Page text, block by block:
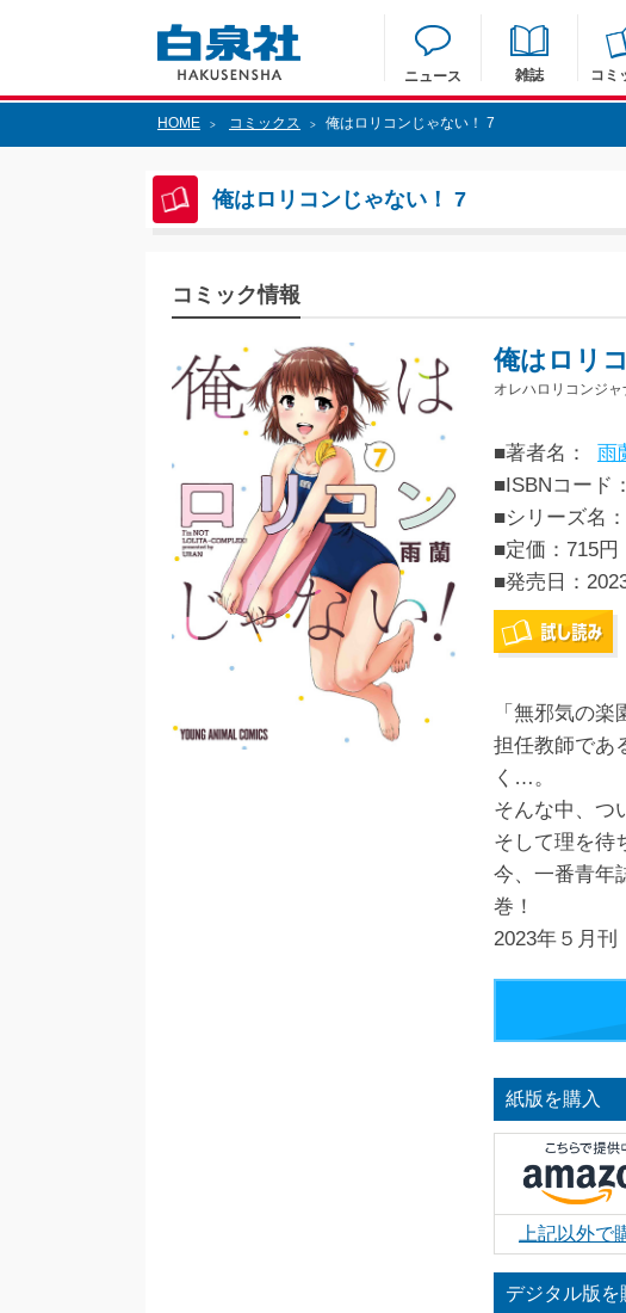
ニュース 雑誌 コミ
HOME > コミックス > 俺はロリコンじゃない！ 7
俺はロリコンじゃない！ 7
コミック情報
俺はロリ
オレハロリコンジャ
■著者名：
雨
■ISBNコード
■シリーズ名
■定価：715円
■発売日：
「無邪気の
担任教師であ
く…。
そんな中、つ
そして理を待
今、一番青年
巻！
2023年５月刊
紙版を購入
上記以外で
デジタル版を